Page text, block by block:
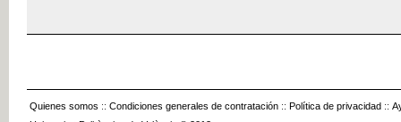
Quienes somos :: Condiciones generales de contratación :: Política de privacidad ::